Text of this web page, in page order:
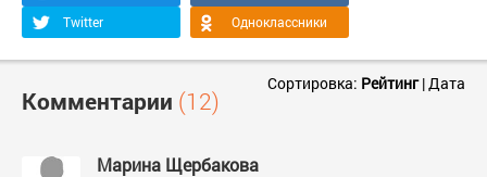
Twitter
Одноклассники
Комментарии (12)
Сортировка: Рейтинг|Дата
Марина Щербакова